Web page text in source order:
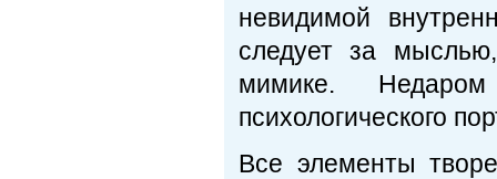
невидимой
следует за
мимике. Недаром
психологического
Все элементы